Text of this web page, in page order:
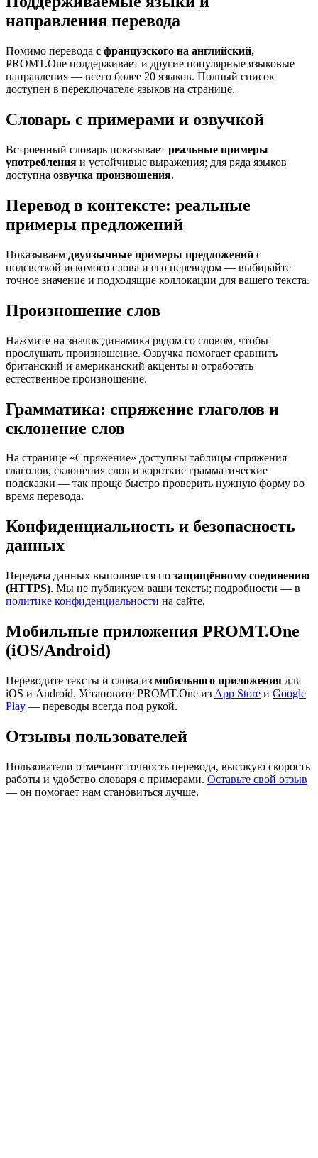
направления перевода
Помимо перевода с французского на английский,
PROMT.One поддерживает и другие популярные языковые
направления — всего более 20 языков. Полный список
доступен в переключателе языков на странице.
Словарь с примерами и озвучкой
Встроенный словарь показывает реальные примеры
употребления и устойчивые выражения; для ряда языков
доступна озвучка произношения.
Перевод в контексте: реальные
примеры предложений
Показываем двуязычные примеры предложений с
подсветкой искомого слова и его переводом — выбирайте
точное значение и подходящие коллокации для вашего текста.
Произношение слов
Нажмите на значок динамика рядом со словом, чтобы
прослушать произношение. Озвучка помогает сравнить
британский и американский акценты и отработать
естественное произношение.
Грамматика: спряжение глаголов и
склонение слов
На странице «Спряжение» доступны таблицы спряжения
глаголов, склонения слов и короткие грамматические
подсказки — так проще быстро проверить нужную форму во
время перевода.
Конфиденциальность и безопасность
данных
Передача данных выполняется по защищённому соединению
(HTTPS). Мы не публикуем ваши тексты; подробности — в
политике конфиденциальности на сайте.
Мобильные приложения PROMT.One
(iOS/Android)
Переводите тексты и слова из мобильного приложения для
iOS и Android. Установите PROMT.One из App Store и Google
Play — переводы всегда под рукой.
Отзывы пользователей
Пользователи отмечают точность перевода, высокую скорость
работы и удобство словаря с примерами. Оставьте свой отзыв
— он помогает нам становиться лучше.